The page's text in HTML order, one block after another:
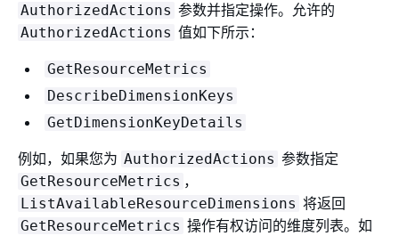
AuthorizedActions 参数并指定操作。允许的
AuthorizedActions 值如下所示：
GetResourceMetrics
DescribeDimensionKeys
GetDimensionKeyDetails
例如，如果您为 AuthorizedActions 参数指定
GetResourceMetrics ，
ListAvailableResourceDimensions 将返回
GetResourceMetrics 操作有权访问的维度列表。如